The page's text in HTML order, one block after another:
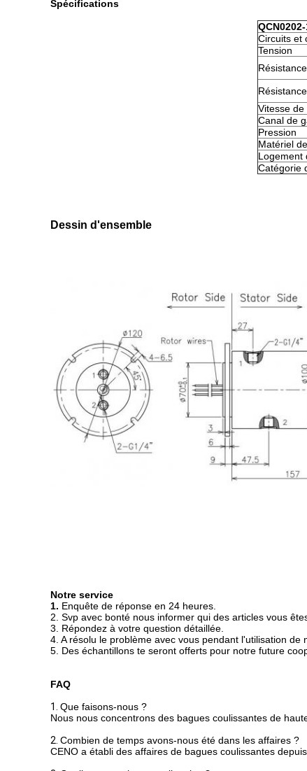
Spécifications
Circuits et
Tension
Vitesse
Canal de
Pression
Matériel
Logement
Catégorie
Dessin d'ensemble
Notre service
1. Enquête de réponse en 24 heures.
2. Svp avec bonté nous informer qui des articles vous
3. Répondez à votre question détaillée.
4. A résolu le problème avec vous pendant l'utilisation de
5. Des échantillons te seront offerts pour notre future
FAQ
1. Que faisons-nous ?
Nous nous concentrons des bagues coulissantes de
2. Combien de temps avons-nous été dans les affaires ?
CENO a établi des affaires de bagues coulissantes